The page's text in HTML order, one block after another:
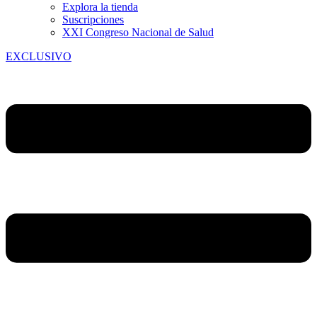
Explora la tienda
Suscripciones
XXI Congreso Nacional de Salud
EXCLUSIVO